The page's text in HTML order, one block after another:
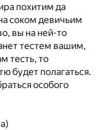
похитим да
соком девичьим
вы на ней-то
тестем вашим,
тесть, то
будет полагаться.
особого